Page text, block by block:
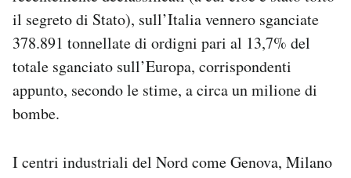
il segreto di Stato), sull’Italia vennero sganciate
378.891 tonnellate di ordigni pari al 13,7% del
totale sganciato sull’Europa, corrispondenti
appunto, secondo le stime, a circa un milione di
bombe.
I centri industriali del Nord come Genova, Milano